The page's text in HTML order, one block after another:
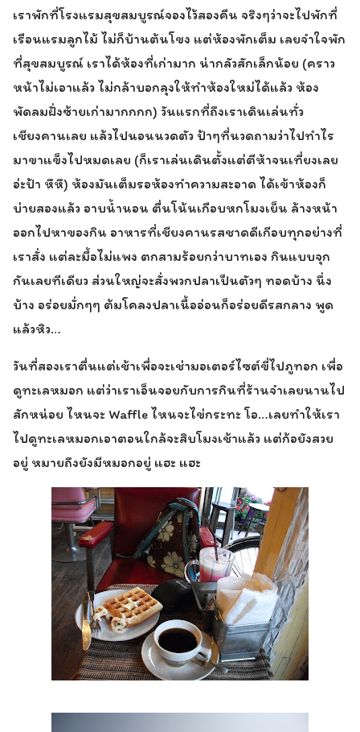
เราพักที่โรงแรมสุขสมบูรณ์จองไว้สองคืน จริงๆว่าจะไปพักที่
เรือนแรมลูกไม้ ไม่ก็บ้านต้นโขง แต่ห้องพักเต็ม เลยจำใจพัก
ที่สุขสมบูรณ์ เราได้ห้องที่เก่ามาก น่ากลัวสักเล็กน้อย (คราว
หน้าไม่เอาแล้ว ไม่กล้าบอกลุงให้ทำห้องใหม่ได้แล้ว ห้อง
พัดลมฝั่งซ้ายเก่ามากกกก) วันแรกที่ถึงเราเดินเล่นทั่ว
เชียงคานเลย แล้วไปนอนนวดตัว ป้าๆที่นวดถามว่าไปทำไร
มาขาแข็งไปหมดเลย (ก็เราเล่นเดินตั้งแต่ตีห้าจนเที่ยงเลย
อ่ะป้า หึหึ) ห้องมันเต็มรอห้องทำความสะอาด ได้เข้าห้องก็
บ่ายสองแล้ว อาบน้ำนอน ตื่นโน้นเกือบหกโมงเย็น ล้างหน้า
ออกไปหาของกิน อาหารที่เชียงคานรสชาดดีเกีอบทุกอย่างที่
เราสั่ง แต่ละมื้อไม่แพง ตกสามร้อยกว่าบาทเอง กินแบบจุก
กันเลยทีเดียว ส่วนใหญ่จะสั่งพวกปลาเป็นตัวๆ ทอดบ้าง นึ่ง
บ้าง อร่อยมั่กๆๆ ต้มโคลงปลาเนื้ออ่อนก็อร่อยดีรสกลาง พูด
แล้วหิว…
วันที่สองเราตื่นแต่เช้าเพื่อจะเช่ามอเตอร์ไซต์ขี่ไปภูทอก เพื่อ
ดูทะเลหมอก แต่ว่าเราเอ็นจอยกับการกินที่ร้านจำเลยนานไป
สักหน่อย ไหนจะ Waffle ไหนจะไข่กระทะ โอ…เลยทำให้เรา
ไปดูทะเลหมอกเอาตอนใกล้จะสิบโมงเช้าแล้ว แต่ก้อยังสวย
อยู่ หมายถึงยังมีหมอกอยู่ แฮะ แฮะ